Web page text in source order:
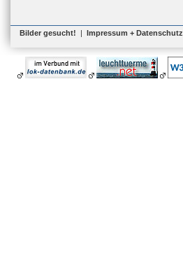
Bilder gesucht! | Impressum + Datenschutz